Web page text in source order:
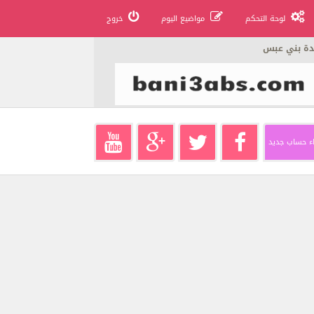
لوحة التحكم مواضيع اليوم خروج
بني عبس
حساب جديد